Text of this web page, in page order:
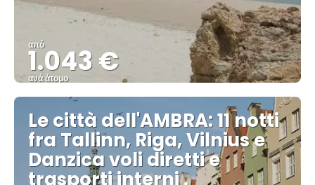
από
1.043 €
ανά άτομο
Βλέπω
Le città dell'AMBRA: 11 notti
fra Tallinn, Riga, Vilnius e
Danzica voli diretti e
trasporti interni .